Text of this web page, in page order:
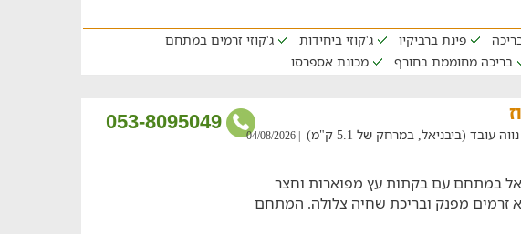
פינת ברביקיו ג'קוזי ביחידות
ג'קוזי זרמים במתחם
בריכה מחוממת בחורף מכונת אספרסו
053-8095049
עובד (ביבניאל, במרחק של 5.1 ק"מ) | 04/08/2026
במתחם עם בקתות עץ מפוארות וחצר
זרמים מפנק ובריכת שחיה צלולה. המתחם